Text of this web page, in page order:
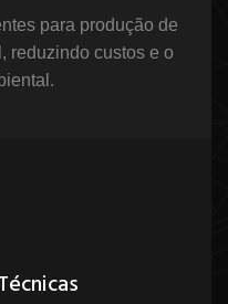
para produção de
reduzindo custos e o